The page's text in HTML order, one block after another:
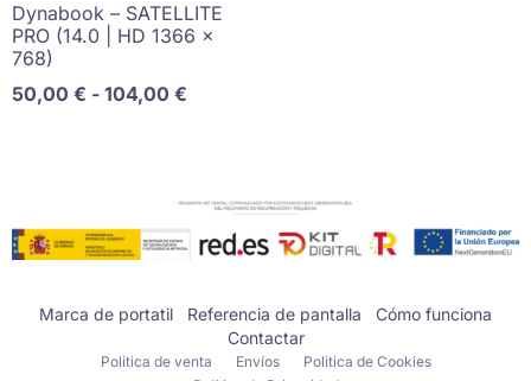
Dynabook – SATELLITE
PRO (14.0 | HD 1366 x
768)
50,00 € - 104,00 €
Marca de portatil Referencia de pantalla
Cómo funciona
Contactar
Política de venta Envíos
Politica de Cookies